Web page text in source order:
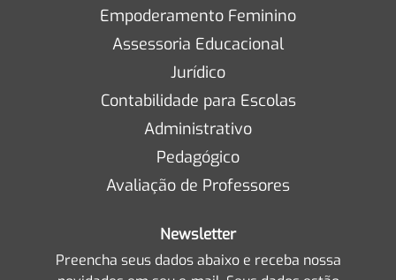
Empoderamento Feminino
Assessoria Educacional
Jurídico
Contabilidade para Escolas
Administrativo
Pedagógico
Avaliação de Professores
Newsletter
Preencha seus dados abaixo e receba nossa